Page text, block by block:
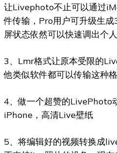
让Livephoto不止可以通过
件传输，Pro用户可升级生
屏状态依然可以快速调出个
3、Lmr格式让原本受限的
他类似软件都可以传输这种
4、做一个超赞的LivePhoto
iPhone，高清Live壁纸
5、将编辑好的视频转换成